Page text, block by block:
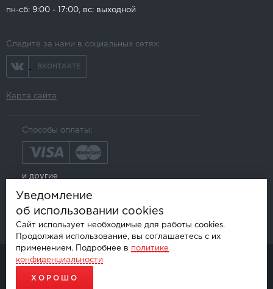
пн-сб: 9:00 - 17:00, вс: выходной
Следите за нами в социальных сетях:
ВКОНТАКТЕ
Карта сайта
Способы оплаты:
и другие
© AKSGROUP, 2026.
ПРОДАЖА И УСТАНОВКА АВТОМОБИЛЬНОЙ ЭЛЕКТРОНИКИ
Уведомление
об использовании cookies
Сайт использует необходимые для работы cookies.
Продолжая использование, вы соглашаетесь с их
применением. Подробнее в политике
конфиденциальности
ХОРОШО